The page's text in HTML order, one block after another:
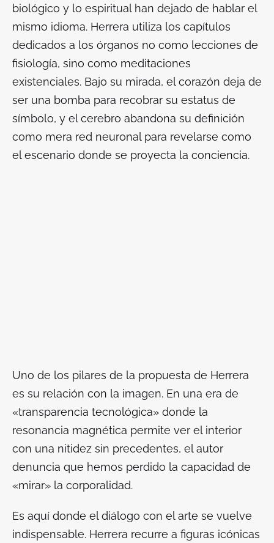
biológico y lo espiritual han dejado de hablar el
mismo idioma. Herrera utiliza los capítulos
dedicados a los órganos no como lecciones de
fisiología, sino como meditaciones
existenciales. Bajo su mirada, el corazón deja de
ser una bomba para recobrar su estatus de
símbolo, y el cerebro abandona su definición
como mera red neuronal para revelarse como
el escenario donde se proyecta la conciencia.
Uno de los pilares de la propuesta de Herrera
es su relación con la imagen. En una era de
«transparencia tecnológica» donde la
resonancia magnética permite ver el interior
con una nitidez sin precedentes, el autor
denuncia que hemos perdido la capacidad de
«mirar» la corporalidad.
Es aquí donde el diálogo con el arte se vuelve
indispensable. Herrera recurre a figuras icónicas